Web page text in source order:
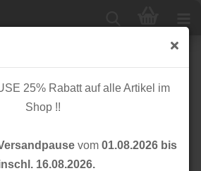
25% Rabatt auf alle Artikel im
Shop !!
vom 01.08.2026 bis
16.08.2026.
cm - curry/meringa - A72/17 -
Liebe